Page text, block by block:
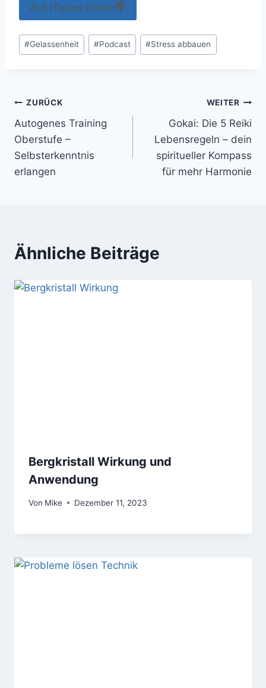
Auf iTunes hören
Schlagworte:
#Gelassenheit #Podcast #Stress abbauen
Beitragsnavigation
ZURÜCK
Autogenes Training
Oberstufe –
Selbsterkenntnis
erlangen
WEITER
Gokai: Die 5 Reiki
Lebensregeln – dein
spiritueller Kompass
für mehr Harmonie
Ähnliche Beiträge
Bergkristall Wirkung und
Anwendung
Von Mike Dezember 11, 2023